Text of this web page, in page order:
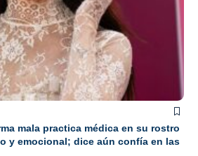
mala practica médica en su rostro
y emocional; dice aún confía en las